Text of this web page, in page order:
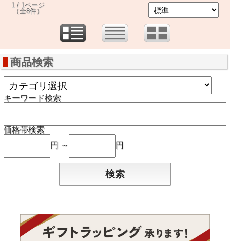
1 / 1ページ
（全8件）
商品検索
キーワード検索
価格帯検索
円 ～
円